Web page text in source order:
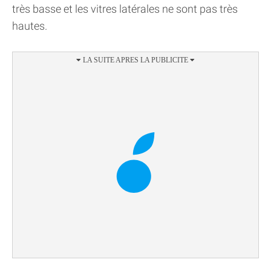
très basse et les vitres latérales ne sont pas très
hautes.